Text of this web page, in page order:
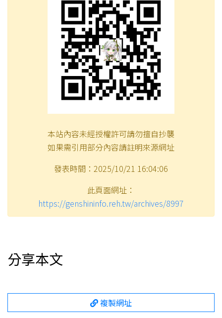
本站內容未經授權許可請勿擅自抄襲
如果需引用部分內容請註明來源網址
發表時間：2025/10/21 16:04:06
此頁面網址：
https://genshininfo.reh.tw/archives/8997
分享本文
複製網址